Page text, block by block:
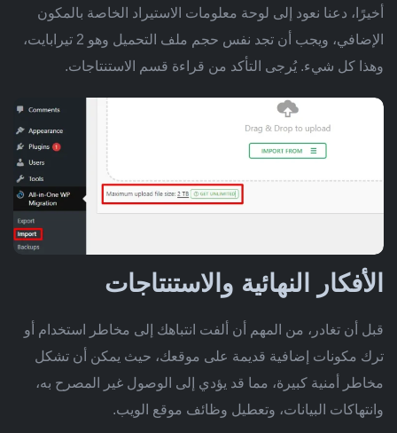
أخيرًا، دعنا نعود إلى لوحة معلومات الاستيراد الخاصة بالمكون
الإضافي، ويجب أن تجد نفس حجم ملف التحميل وهو 2 تيرابايت،
وهذا كل شيء. يُرجى التأكد من قراءة قسم الاستنتاجات.
الأفكار النهائية والاستنتاجات
قبل أن تغادر، من المهم أن ألفت انتباهك إلى مخاطر استخدام أو
ترك مكونات إضافية قديمة على موقعك، حيث يمكن أن تشكل
مخاطر أمنية كبيرة، مما قد يؤدي إلى الوصول غير المصرح به،
وانتهاكات البيانات، وتعطيل وظائف موقع الويب.